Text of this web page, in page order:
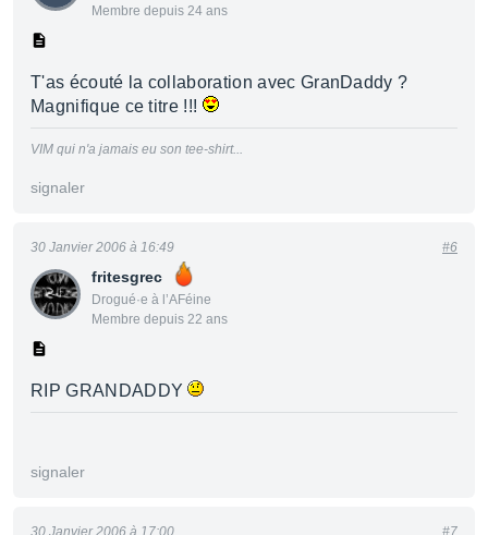
Membre depuis 24 ans
T'as écouté la collaboration avec GranDaddy ?
Magnifique ce titre !!!
VIM qui n'a jamais eu son tee-shirt...
signaler
fritesgrec
Drogué·e à l’AFéine
Membre depuis 22 ans
30 Janvier 2006 à 16:49 #6
RIP GRANDADDY
signaler
30 Janvier 2006 à 17:00 #7